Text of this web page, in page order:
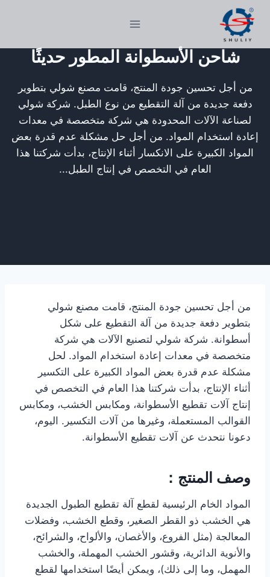
التجاوز
المحتوى
شاحن الأسطوانة المطور حديثًا
من أجل تحسين جودة المنتج، قامت مصنع شولي بتطوير
دفعة جديدة من آلة التقطيع من نوع الطبل. شركة شولي
لصناعة الآلات المحدودة هي شركة متخصصة في معدات
إعادة استخدام المواد. من أجل حل مشكلة عدم قدرة بعض
المواد الكبيرة على الانكسار أثناء الإنتاج، بدأت شركتنا هذا
العام في التخصص في إنتاج الطبل...
من أجل تحسين جودة المنتج، قامت مصنع شولي
بتطوير دفعة جديدة من آلة التقطيع على شكل
أسطوانة. شركة شولي لتصنيع الآلات هي شركة
متخصصة في معدات إعادة استخدام المواد. لحل
مشكلة عدم قدرة بعض المواد الكبيرة على التكسير
أثناء الإنتاج، بدأت شركتنا هذا العام في التخصص في
إنتاج آلات تقطيع الأسطوانة، ومكابس الخشب، ومكابس
القوالب المستعملة، وغيرها من آلات التكسير. اليوم،
دعونا نتحدث عن آلات تقطيع الأسطوانة.
وصف المنتج：
المواد الخام الرئيسية لقطع آلة تقطيع الطبول الجديدة
هي الخشب ذو القطر الصغير، وقطع الخشب، وفضلات
المعالجة (مثل الفروع، والأغصان، والألواح، والشرائح،
والأنوية الدائرية، وقشور الخشب المهملة، والخشب
المهمل، وما إلى ذلك)، ويمكن أيضًا استخدامها لقطع